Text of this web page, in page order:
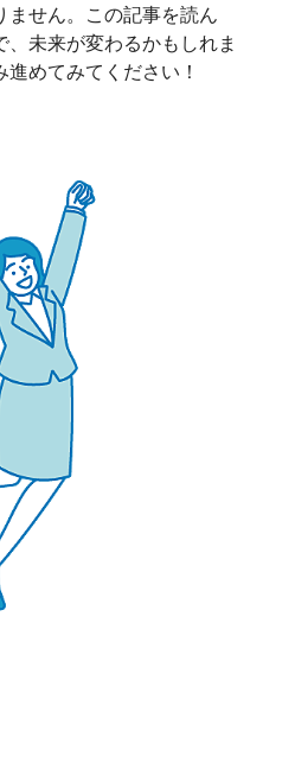
ません。この記事を読ん
未来が変わるかもしれま
めてみてください！